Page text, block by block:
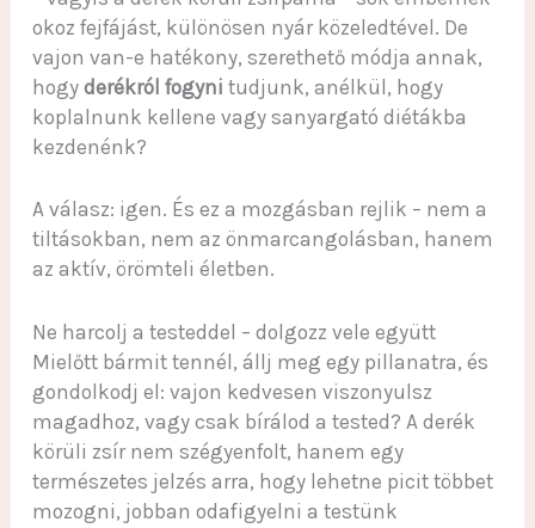
okoz fejfájást, különösen nyár közeledtével. De
vajon van-e hatékony, szerethető módja annak,
hogy derékról fogyni tudjunk, anélkül, hogy
koplalnunk kellene vagy sanyargató diétákba
kezdenénk?
A válasz: igen. És ez a mozgásban rejlik – nem a
tiltásokban, nem az önmarcangolásban, hanem
az aktív, örömteli életben.
Ne harcolj a testeddel – dolgozz vele együtt
Mielőtt bármit tennél, állj meg egy pillanatra, és
gondolkodj el: vajon kedvesen viszonyulsz
magadhoz, vagy csak bírálod a tested? A derék
körüli zsír nem szégyenfolt, hanem egy
természetes jelzés arra, hogy lehetne picit többet
mozogni, jobban odafigyelni a testünk